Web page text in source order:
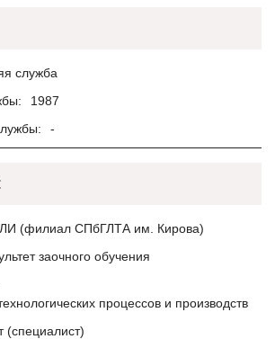
служба
1987
-
(филиал СПбГЛТА им. Кирова)
заочного обучения
процессов и производств
(специалист)